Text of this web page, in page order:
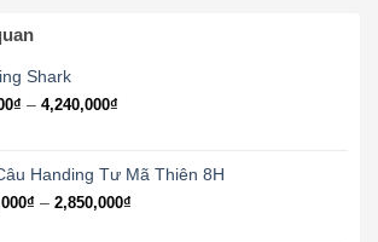
Shark
₫ – 4,240,000₫
950,000₫
4,240,000₫
Handing Tư Mã Thiên 8H
₫ – 2,850,000₫